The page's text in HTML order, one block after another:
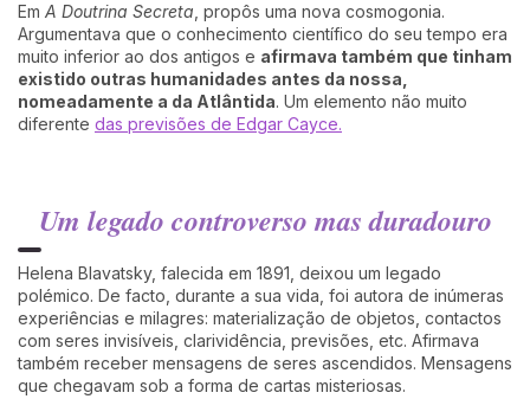
Em A Doutrina Secreta, propôs uma nova cosmogonia.
Argumentava que o conhecimento científico do seu tempo era
muito inferior ao dos antigos e afirmava também que tinham
existido outras humanidades antes da nossa,
nomeadamente a da Atlântida. Um elemento não muito
diferente das previsões de Edgar Cayce.
Um legado controverso mas duradouro
Helena Blavatsky, falecida em 1891, deixou um legado
polémico. De facto, durante a sua vida, foi autora de inúmeras
experiências e milagres: materialização de objetos, contactos
com seres invisíveis, clarividência, previsões, etc. Afirmava
também receber mensagens de seres ascendidos. Mensagens
que chegavam sob a forma de cartas misteriosas.